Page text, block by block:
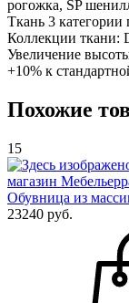
рогожка, SP
Ткань 3
Коллекции ткани:
Увеличение
+10% к
Похожие
15
Обувница из
23240 руб.